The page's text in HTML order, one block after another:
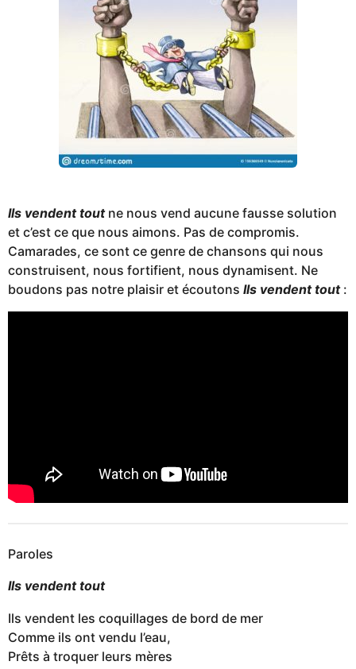
Ils vendent toutne nous vend aucune fausse solution
et c’est ce que nous aimons. Pas de compromis.
Camarades, ce sont ce genre de chansons qui nous
construisent, nous fortifient, nous dynamisent. Ne
boudons pas notre plaisir et écoutons Ils vendent tout:
Paroles
Ils vendent tout
Ils vendent les coquillages de bord de mer
Comme ils ont vendu l’eau,
Prêts à troquer leurs mères